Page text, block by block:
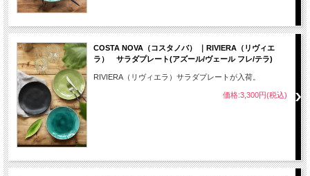
COSTA NOVA（コスタノバ） ｜RIVIERA（リヴィエ
ラ） サラダプレート(アズール/ヴェール フレ/テラ)
RIVIERA（リヴィエラ）サラダプレートが入荷。
価格:3,300円(税込)